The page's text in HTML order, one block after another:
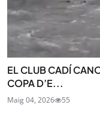
EL CLUB CADÍ
COPA D’E...
Maig 04, 2026 55